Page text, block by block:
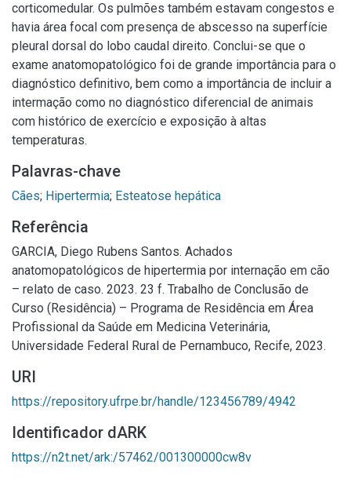
corticomedular. Os pulmões também estavam congestos e
havia área focal com presença de abscesso na superfície
pleural dorsal do lobo caudal direito. Conclui-se que o
exame anatomopatológico foi de grande importância para o
diagnóstico definitivo, bem como a importância de incluir a
intermação como no diagnóstico diferencial de animais
com histórico de exercício e exposição à altas
temperaturas.
Palavras-chave
Cães; Hipertermia; Esteatose hepática
Referência
GARCIA, Diego Rubens Santos. Achados
anatomopatológicos de hipertermia por internação em cão
– relato de caso. 2023. 23 f. Trabalho de Conclusão de
Curso (Residência) – Programa de Residência em Área
Profissional da Saúde em Medicina Veterinária,
Universidade Federal Rural de Pernambuco, Recife, 2023.
URI
https://repository.ufrpe.br/handle/123456789/4942
Identificador dARK
https://n2t.net/ark:/57462/001300000cw8v